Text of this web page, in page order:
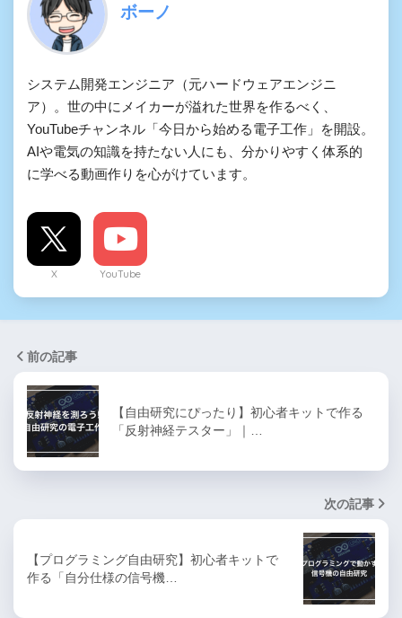
ボーノ
システム開発エンジニア（元ハードウェアエンジニ
ア）。世の中にメイカーが溢れた世界を作るべく、
YouTubeチャンネル「今日から始める電子工作」を開設。
AIや電気の知識を持たない人にも、分かりやすく体系的
に学べる動画作りを心がけています。
X YouTube
前の記事
【自由研究にぴったり】初心者キットで作る
「反射神経テスター」｜…
次の記事
【プログラミング自由研究】初心者キットで
作る「自分仕様の信号機…